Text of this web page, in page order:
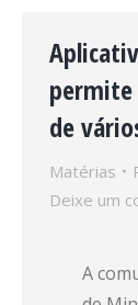
permite
de
Matérias
Deixe um
A